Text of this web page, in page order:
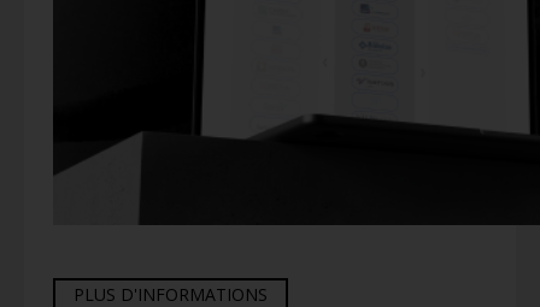
PLUS D'INFORMATIONS